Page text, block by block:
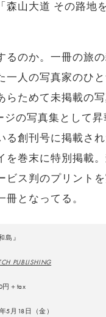
森山大道 その路地
るのか。一冊の旅
一人の写真家のひ
らためて未掲載の
の写真集として
る創刊号に掲載さ
を巻末に特別掲載
ビス判のプリント
冊となってる。
島』
PUBLISHING
円＋tax
5月18日（金）